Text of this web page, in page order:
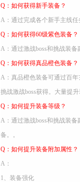
Q：如何获得新手装备？
A：通过完成各个新手主线任
Q：如何获得60级紫色装备？
A：通过激战boss和挑战装备
Q：如何获得真品橙色装备？
A：真品橙色装备可通过百
挑战激战boss获得。大量提
Q：如何提升装备等级？
A：通过激战boss和挑战装
备。。
Q：如何提升装备附加属性？
A：
1、装备强化